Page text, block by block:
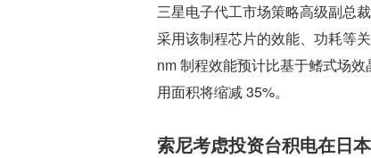
三星电子代工市场策略高级副总
采用该制程芯片的效能、功耗等
nm 制程效能预计比基于鳍式场
用面积将缩减 35%。
索尼考虑投资台积电在日